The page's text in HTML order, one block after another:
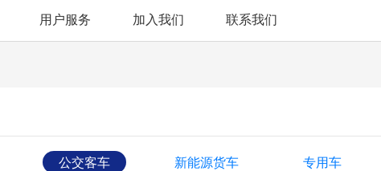
用户服务 加入我们 联系我们
公交客车 新能源货车 专用车